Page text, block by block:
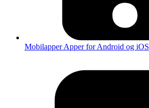
MobilapperApper for Android og iOS